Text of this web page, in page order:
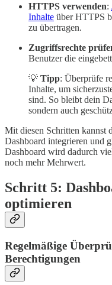
HTTPS verwenden:
Inhalte über HTTPS
zu übertragen.
Zugriffsrechte
Benutzer die
💡 Tipp: Überprüfe
Inhalte, um
sind. So bleibt dein
sondern auch
Mit diesen Schritten kannst
Dashboard integrieren und
Dashboard wird dadurch
noch mehr Mehrwert.
Schritt 5:
optimieren
Regelmäßige
Berechtigungen